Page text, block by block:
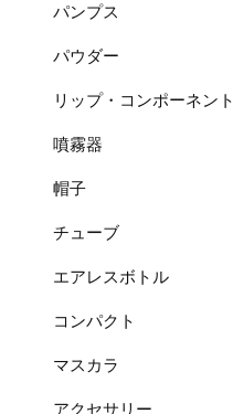
パンプス
パウダー
リップ・コンポーネント
噴霧器
帽子
チューブ
エアレスボトル
コンパクト
マスカラ
アクセサリー